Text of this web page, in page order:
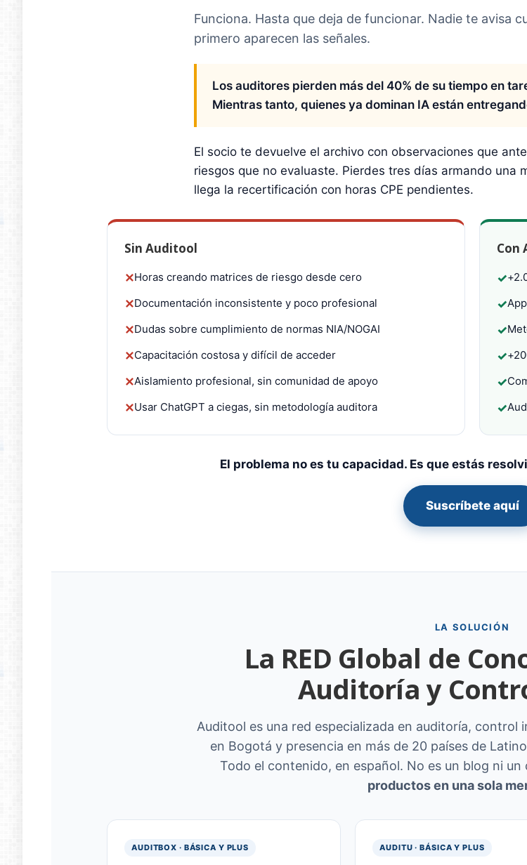
Funciona. Hasta que deja de funcionar. Nadie te avisa
primero aparecen las señales.
Los auditores pierden más del 40% de su tiempo en
Mientras tanto, quienes ya dominan IA están
El socio te devuelve el archivo con observaciones que
riesgos que no evaluaste. Pierdes tres días armando una
llega la recertificación con horas CPE pendientes.
Sin Auditool
✕Horas creando matrices de riesgo desde cero
✕Documentación inconsistente y poco profesional
✕Dudas sobre cumplimiento de normas NIA/NOGAI
✕Capacitación costosa y difícil de acceder
✕Aislamiento profesional, sin comunidad de apoyo
✕Usar ChatGPT a ciegas, sin metodología auditora
Con
✓
✓
✓
✓
✓
✓
El problema no es tu capacidad. Es que estás
Suscríbete aquí
LA SOLUCIÓN
La RED Global de
Auditoría y
Auditool es una red especializada en auditoría, control
en Bogotá y presencia en más de 20 países de
Todo el contenido, en español. No es un blog ni
productos en una sola
AUDITBOX · BÁSICA Y PLUS AUDITU · BÁSICA Y PLUS